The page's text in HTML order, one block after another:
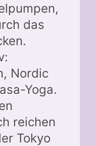
das
Nordic
Yoga.
reichen
Tokyo